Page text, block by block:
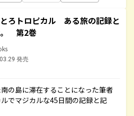
ろトロピカル ある旅の記録と
第2巻
発売
の島に滞在することになった筆者
でマジカルな45日間の記録と記